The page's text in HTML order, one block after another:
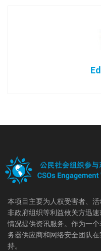
本项目主要为人权受害者、
非政府组织等利益攸关方迅
情况提供资讯服务。作为一
务器供应商和网络安全团队
持。